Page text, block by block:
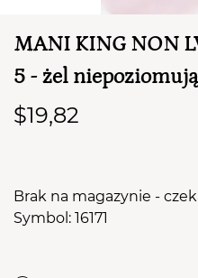
PRZEJDŹ
MANI KING NON
5 - żel
$19,82
Brak na magazynie -
Symbol: 16171